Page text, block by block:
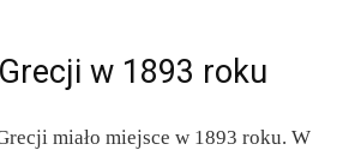
w 1893 roku
miało miejsce w 1893 roku. W